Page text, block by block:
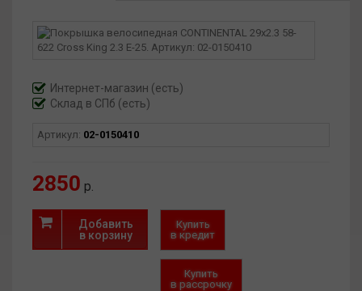
Интернет-магазин (есть)
Склад в СПб (есть)
Артикул: 02-0150410
2850 р.
Добавить
в корзину
Купить
в кредит
Купить
в рассрочку